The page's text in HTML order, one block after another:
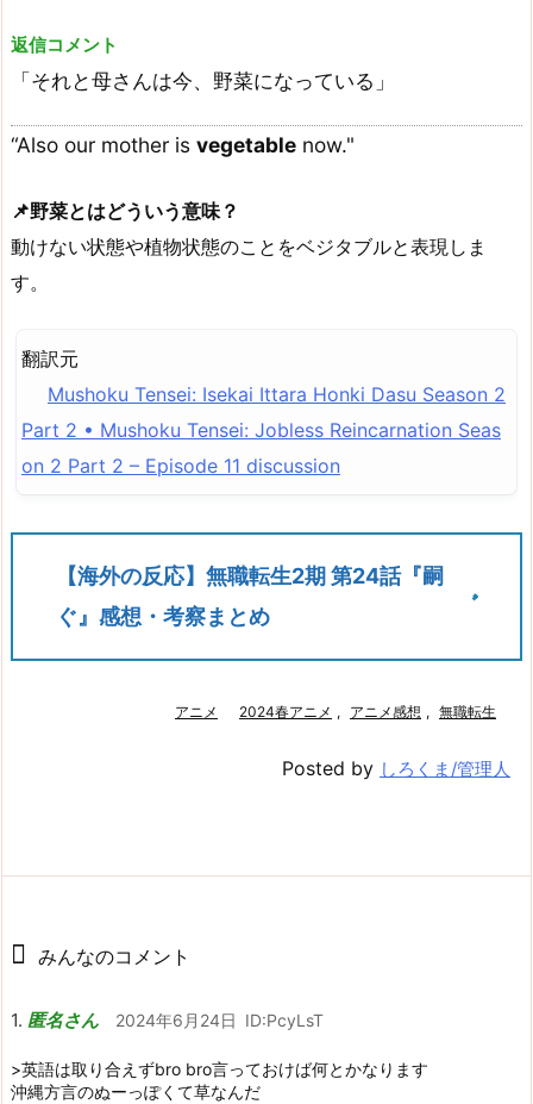
返信コメント
「それと母さんは今、野菜になっている」
“Also our mother is vegetable now."
📌野菜とはどういう意味？
動けない状態や植物状態のことをベジタブルと表現しま
す。
翻訳元
Mushoku Tensei: Isekai Ittara Honki Dasu Season 2
Part 2 • Mushoku Tensei: Jobless Reincarnation Seas
on 2 Part 2 – Episode 11 discussion
【海外の反応】無職転生2期 第24話『嗣
ぐ』感想・考察まとめ
アニメ 2024春アニメ , アニメ感想 , 無職転生
Posted by しろくま/管理人
みんなのコメント
匿名さん 2024年6月24日 ID:PcyLsT
>英語は取り合えずbro bro言っておけば何とかなります
沖縄方言のぬーっぽくて草なんだ